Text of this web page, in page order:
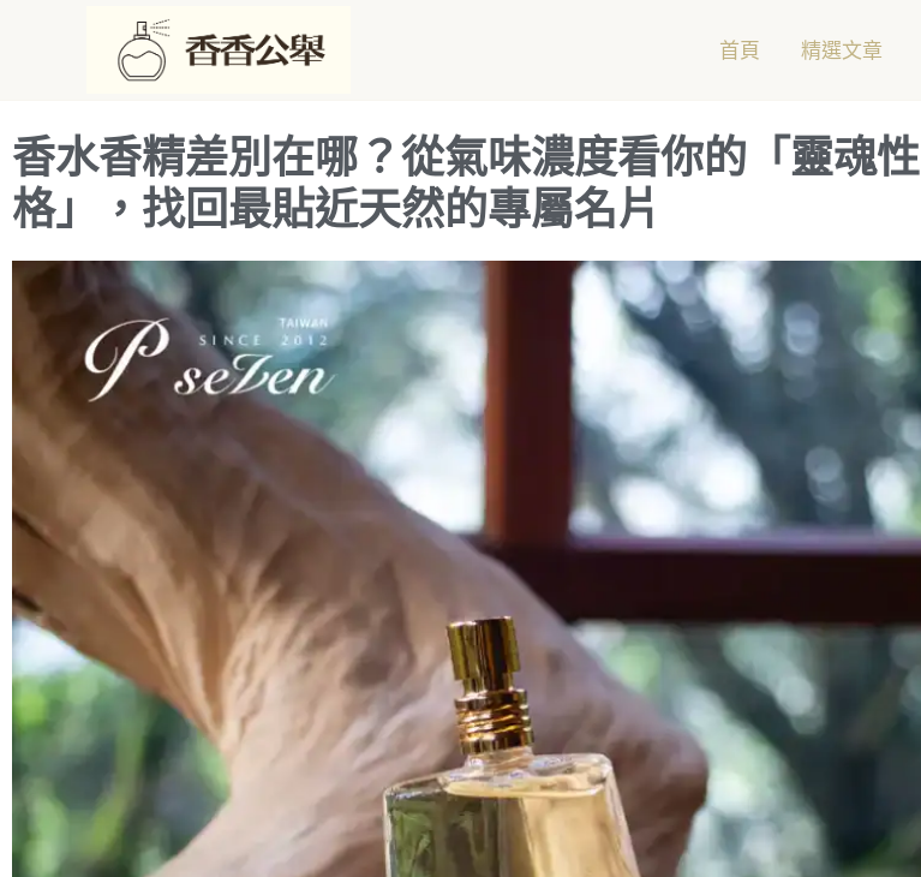
內
容
首頁 精選文章
香水香精差別在哪？從氣味濃度看你的「靈魂性
格」，找回最貼近天然的專屬名片